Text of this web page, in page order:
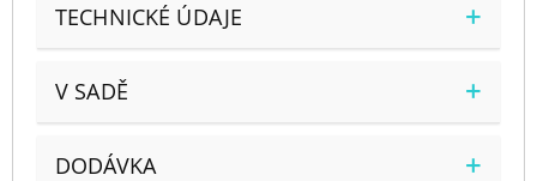
TECHNICKÉ ÚDAJE
V SADĚ
DODÁVKA